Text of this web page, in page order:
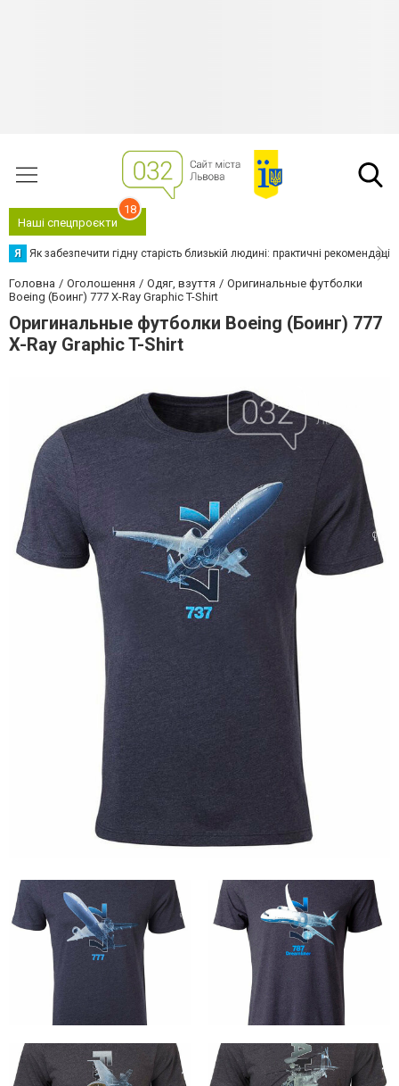
Наші спецпроєкти
18
Я Як забезпечити гідну старість близькій людині: практичні рекомендації
Головна Оголошення Одяг, взуття
Оригинальные футболки
Boeing (Боинг) 777 X-Ray Graphic T-Shirt
Оригинальные футболки Boeing (Боинг) 777
X-Ray Graphic T-Shirt